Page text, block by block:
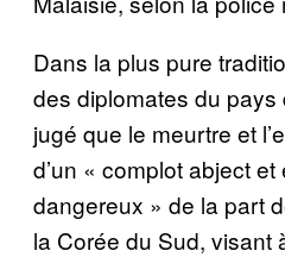
Dans la plus pure
des diplomates du
jugé que le meurtre et
d’un « complot abject
dangereux » de la part
la Corée du Sud, visant